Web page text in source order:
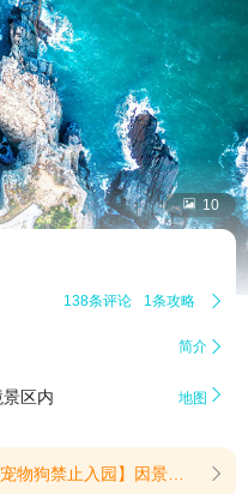
 10
138条评论 1条攻略 
简介 
区内 地图 
，并根据天气状况谨慎规划行程，外出时注意自身安全，不去临水、临崖等区域游玩，不乘坐各类船舶出海不冒险“追风”“观浪”。已来岚游客可选择到壳丘头遗址博物馆、台湾小镇休闲游览。(提示有效期2026/8/7至2026/8/9) 